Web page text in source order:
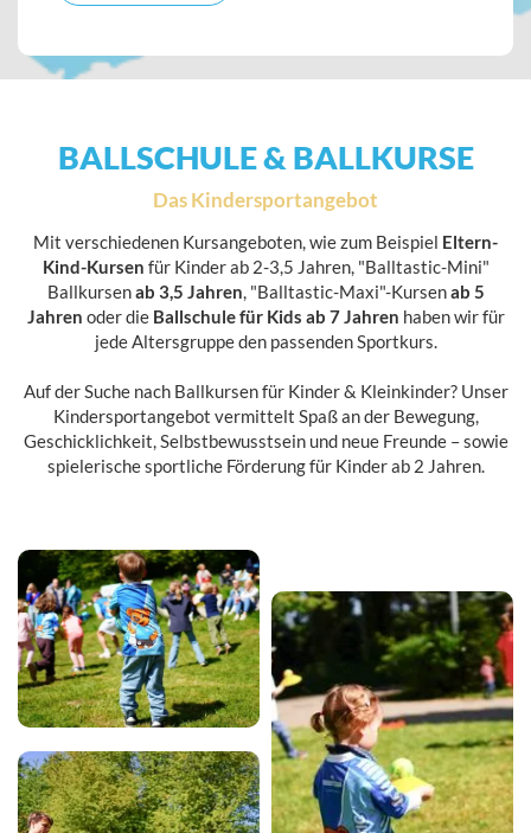
BALLSCHULE & BALLKURSE
Das Kindersportangebot
Mit verschiedenen Kursangeboten, wie zum Beispiel Eltern-
Kind-Kursen für Kinder ab 2-3,5 Jahren, "Balltastic-Mini"
Ballkursenab 3,5 Jahren, "Balltastic-Maxi"-Kursenab 5
Jahren oder die Ballschule für Kids ab 7 Jahren haben wir für
jede Altersgruppe den passenden Sportkurs.
Auf der Suche nach Ballkursen für Kinder & Kleinkinder? Unser
Kindersportangebot vermittelt Spaß an der Bewegung,
Geschicklichkeit, Selbstbewusstsein und neue Freunde – sowie
spielerische sportliche Förderung für Kinder ab 2 Jahren.